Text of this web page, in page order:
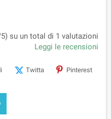
su un total di 1 valutazioni
Leggi le recensioni
Twitta Pinterest